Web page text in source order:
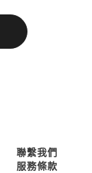
聯繫我們
服務條款